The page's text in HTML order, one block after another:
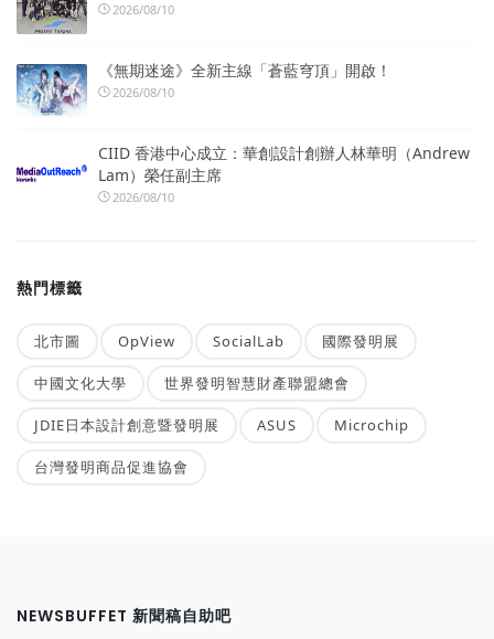
2026/08/10
《無期迷途》全新主線「蒼藍穹頂」開啟！
2026/08/10
CIID 香港中心成立：華創設計創辦人林華明（Andrew
Lam）榮任副主席
2026/08/10
熱門標籤
北市圖 OpView SocialLab 國際發明展
中國文化大學 世界發明智慧財產聯盟總會
JDIE日本設計創意暨發明展 ASUS Microchip
台灣發明商品促進協會
NEWSBUFFET 新聞稿自助吧